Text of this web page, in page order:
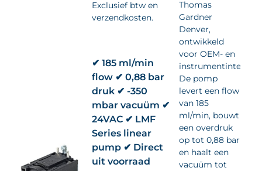
Exclusief btw en
verzendkosten.
✔ 185 ml/min
flow ✔ 0,88 bar
druk ✔ -350
mbar vacuüm ✔
24VAC ✔ LMF
Series linear
pump ✔ Direct
uit voorraad
Thomas
Gardner
Denver,
ontwikkeld
voor OEM- en
De pomp
levert een flow
van 185
ml/min, bouwt
een overdruk
op tot 0,88 bar
en haalt een
vacuüm tot